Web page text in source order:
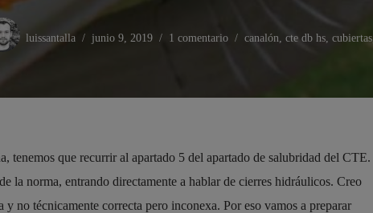
luissantalla junio 9, 2019 1 comentario canalón cte db hs cubiertas
tenemos que recurrir al apartado 5 del apartado de salubridad del CTE.
la norma, entrando directamente a hablar de cierres hidráulicos. Creo
no técnicamente correcta pero inconexa. Por eso vamos a preparar